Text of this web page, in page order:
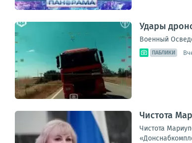
Удары
Военный
ПАБЛИКИ
Чистота
Чистота